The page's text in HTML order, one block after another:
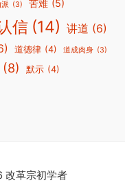
(3) 苦难 (5)
信 (14) 讲道 (6)
道德律 (4) 道成肉身 (3)
(8) 默示 (4)
革宗初学者